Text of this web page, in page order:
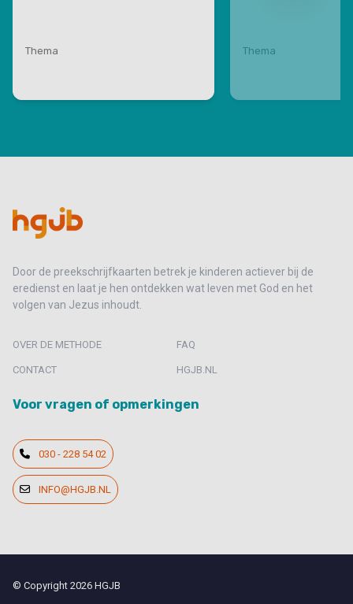
Thema Thema
Door de preekschrijfkaarten betrek je kinderen actiever bij de
eredienst en laat je hen ontdekken wat leven met God en het
volgen van Jezus inhoudt.
OVER DE METHODE FAQ
CONTACT HGJB.NL
Voor vragen of opmerkingen
030 - 228 54 02
INFO@HGJB.NL
© Copyright 2026 HGJB